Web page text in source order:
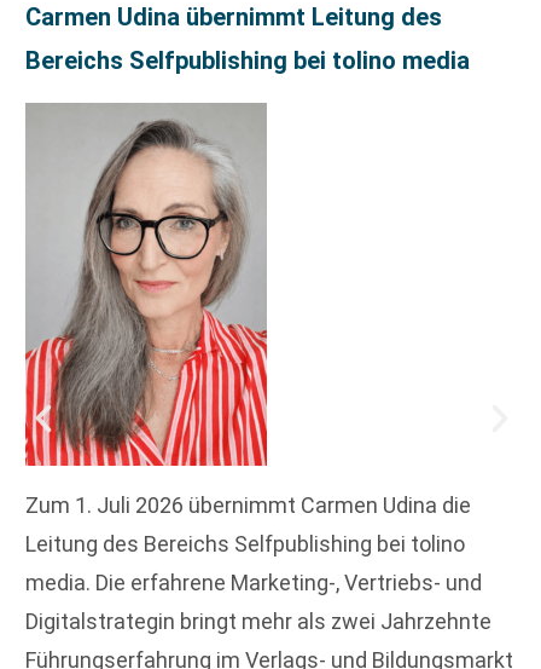
Carmen Udina übernimmt Leitung des
Bereichs Selfpublishing bei tolino media
Zum 1. Juli 2026 übernimmt Carmen Udina die
Leitung des Bereichs Selfpublishing bei tolino
media. Die erfahrene Marketing-, Vertriebs- und
Digitalstrategin bringt mehr als zwei Jahrzehnte
Führungserfahrung im Verlags- und Bildungsmarkt